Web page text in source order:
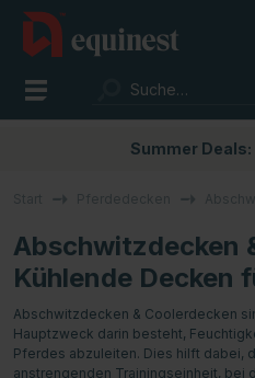
Summer Deals:
Abschwitzdecken
Kühlende Decken
Abschwitzdecken & Coolerdecken
Hauptzweck darin besteht,
Pferdes abzuleiten. Dies hilft dabei,
anstrengenden Trainingseinheit, bei